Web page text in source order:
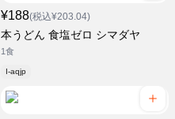
¥188(税込¥203.04)
本うどん 食塩ゼロ シマダヤ
1食
i-aqjp